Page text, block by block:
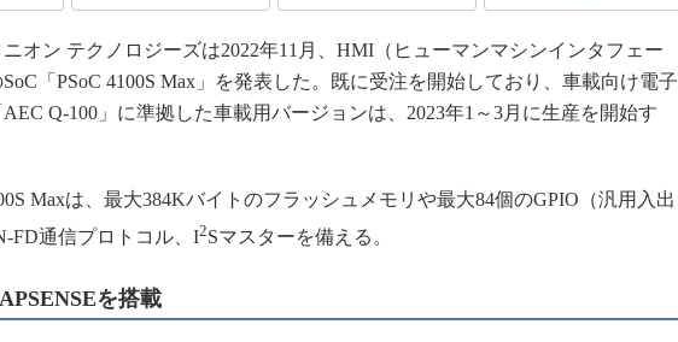
ズ編
めざせ高効率！ モーター駆動入門講
「SPICEの仕組みとその活用設計」
最新記事一覧
USB Type-Cの登場で評価試験はど
う変わる？
オン テクノロジーズは2022年11月、HMI（ヒューマンマシンインタフェー
「PSoC 4100S Max」を発表した。既に受注を開始しており、車載向け電子
Q-100」に準拠した車載用バージョンは、2023年1～3月に生産を開始す
Maxは、最大384Kバイトのフラッシュメモリや最大84個のGPIO（汎用入出
FD通信プロトコル、I2Sマスターを備える。
を搭載